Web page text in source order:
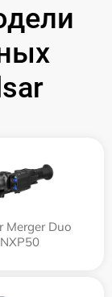
Merger Duo
NXP50